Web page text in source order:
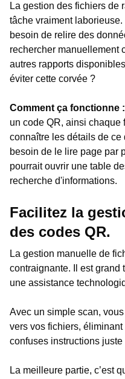
La gestion des fichiers de
tâche vraiment
besoin de relire des
rechercher manuellement
autres rapports
éviter cette corvée ?
Comment ça fonctionne :
un code QR, ainsi chaque
connaître les détails de
besoin de le lire page par
pourrait ouvrir une table
recherche d'informations.
Facilitez la
des codes QR.
La gestion manuelle de
contraignante. Il est grand
une assistance
Avec un simple scan,
vers vos fichiers,
confuses instructions
La meilleure partie, c’est